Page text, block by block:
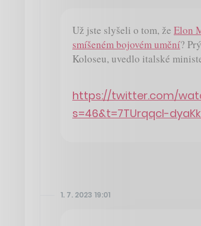
Už jste slyšeli o tom, že Elon
smíšeném bojovém umění?
Koloseu, uvedlo italské
https://twitter.com/
s=46&t=7TUrqqcI-
1. 7. 2023 19:01